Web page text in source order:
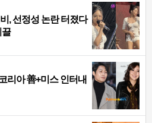
, 선정성 논란 터졌다
끌
리아 善+미스 인터내